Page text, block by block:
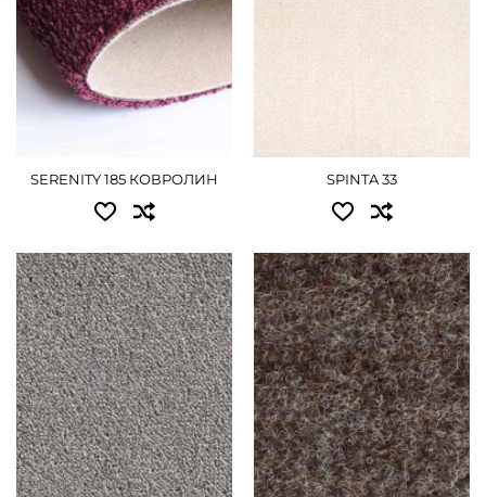
SERENITY 185 КОВРОЛИН SPINTA 33
Доступні розміри:
4.00 - 4590 грн
ДЕТАЛЬНІШЕ
Доступні розміри:
2.00 - 810 грн
4.00 - 1620 грн
ДЕТАЛЬНІШЕ